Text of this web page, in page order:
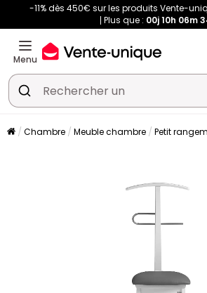
-11% dès 450€ sur les produits Vente-
Plus que : 00j 10h 06m
Menu
Chambre Meuble chambre Petit